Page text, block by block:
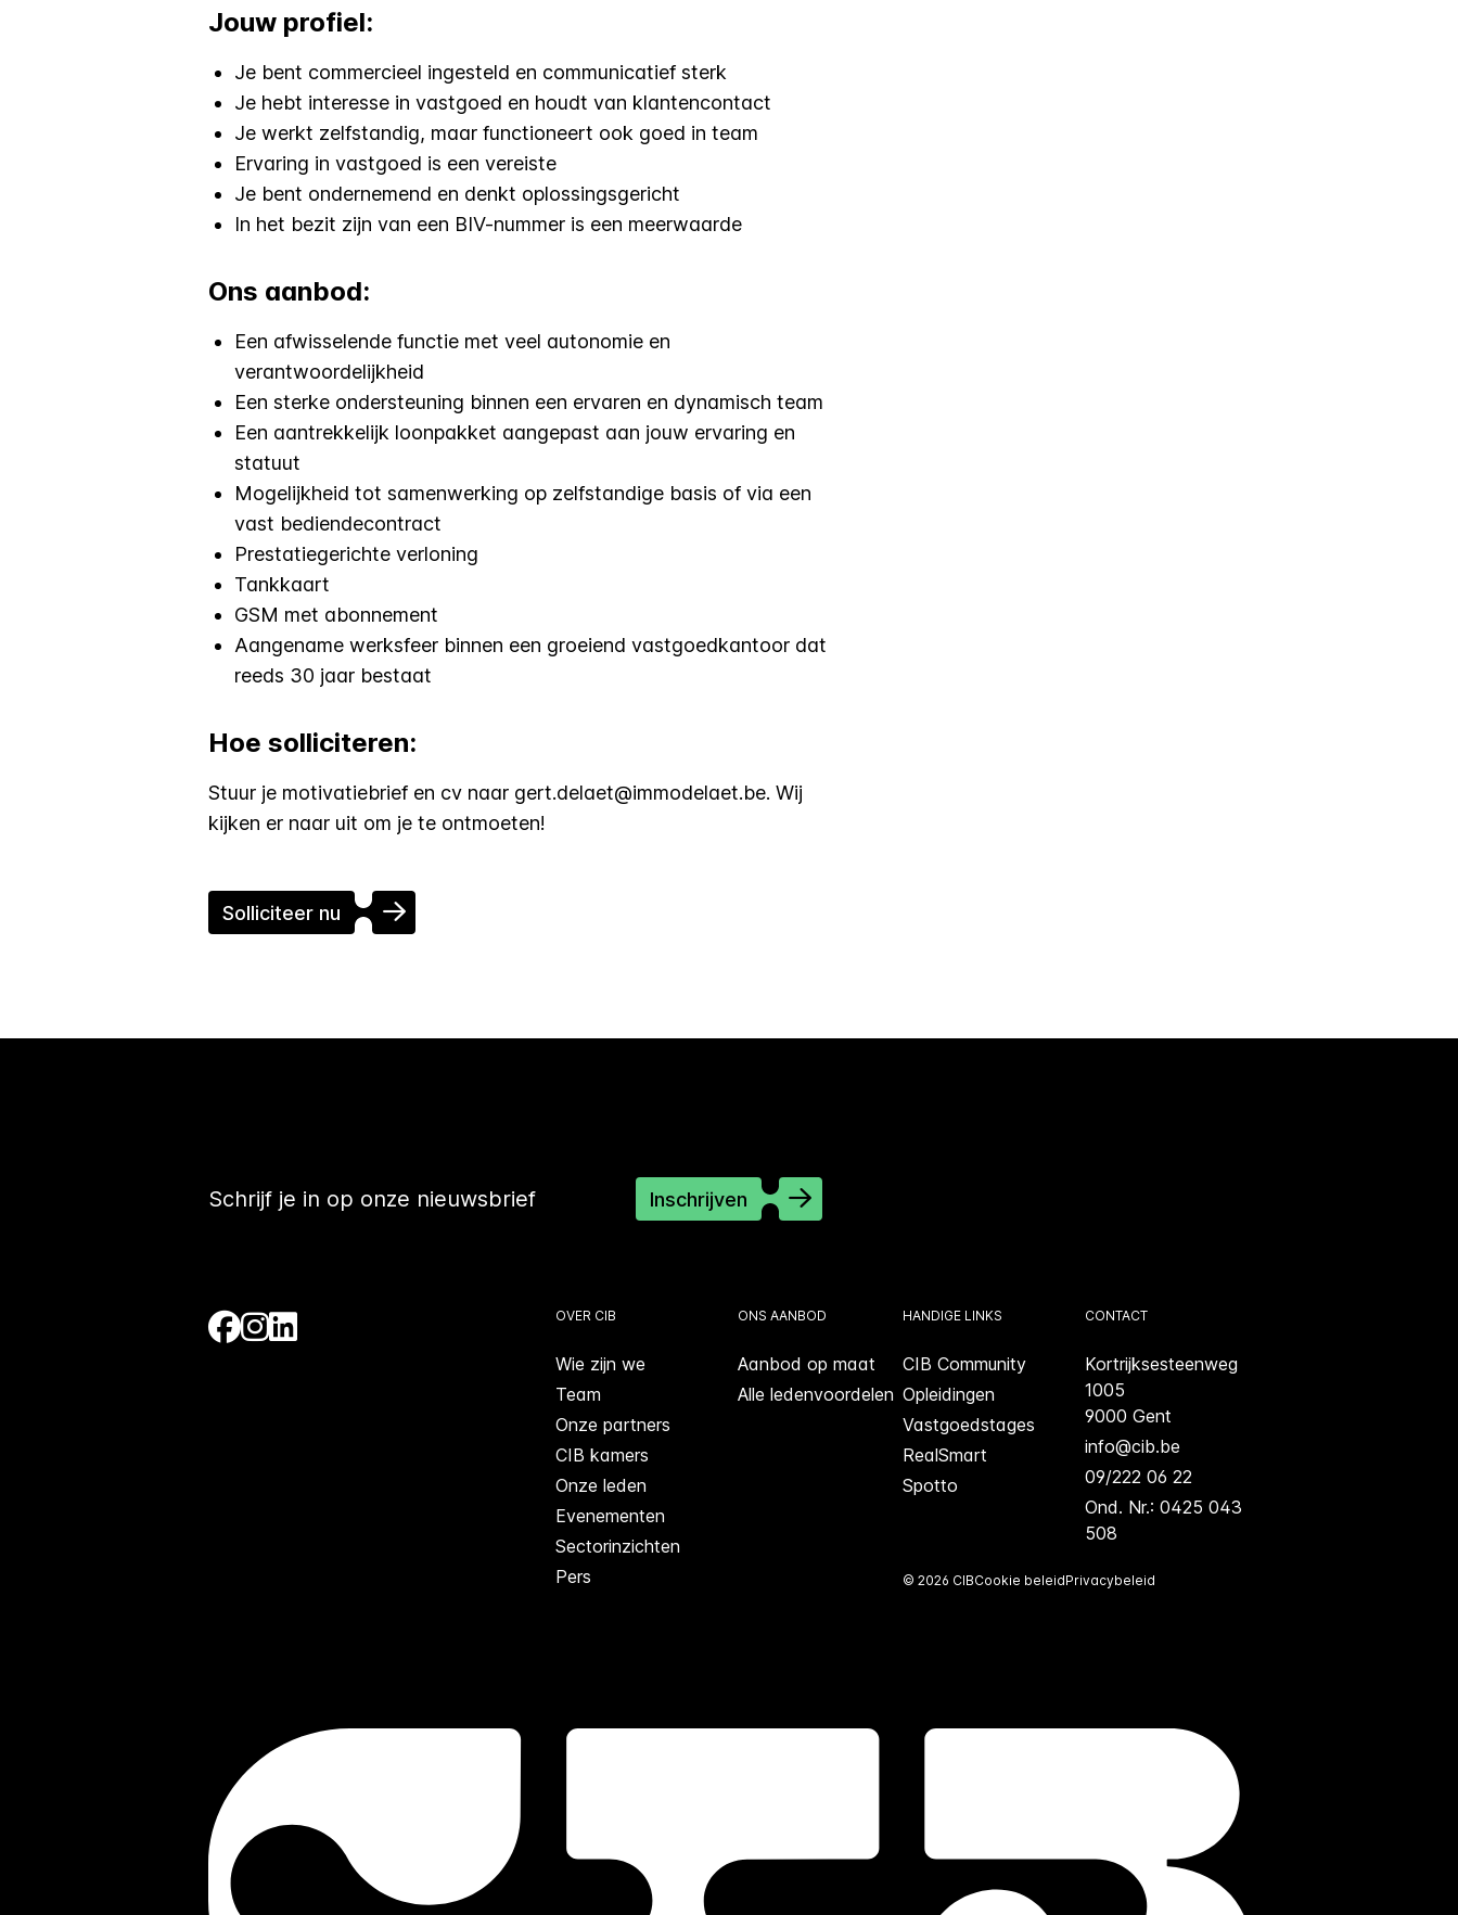
Jouw profiel:
Je bent commercieel ingesteld en communicatief sterk
Je hebt interesse in vastgoed en houdt van klantencontact
Je werkt zelfstandig, maar functioneert ook goed in team
Ervaring in vastgoed is een vereiste
Je bent ondernemend en denkt oplossingsgericht
In het bezit zijn van een BIV-nummer is een meerwaarde
Ons aanbod:
Een afwisselende functie met veel autonomie en
verantwoordelijkheid
Een sterke ondersteuning binnen een ervaren en dynamisch team
Een aantrekkelijk loonpakket aangepast aan jouw ervaring en
statuut
Mogelijkheid tot samenwerking op zelfstandige basis of via een
vast bediendecontract
Prestatiegerichte verloning
Tankkaart
GSM met abonnement
Aangename werksfeer binnen een groeiend vastgoedkantoor dat
reeds 30 jaar bestaat
Hoe solliciteren:
Stuur je motivatiebrief en cv naar gert.delaet@immodelaet.be. Wij
kijken er naar uit om je te ontmoeten!
Solliciteer nu
Schrijf je in op onze nieuwsbrief Inschrijven
OVER CIB
Wie zijn we
Team
Onze partners
CIB kamers
Onze leden
Evenementen
Sectorinzichten
Pers
ONS AANBOD
Aanbod op maat
Alle ledenvoordelen
HANDIGE LINKS
CIB Community
Opleidingen
Vastgoedstages
RealSmart
Spotto
CONTACT
Kortrijksesteenweg
1005
9000 Gent
info@cib.be
09/222 06 22
Ond. Nr.: 0425 043
508
© 2026 CIBCookie beleidPrivacybeleid